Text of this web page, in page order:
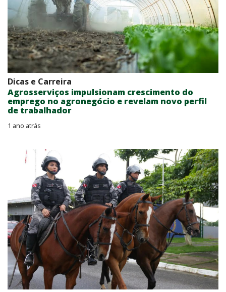
Dicas e Carreira
Agrosserviços impulsionam crescimento do
emprego no agronegócio e revelam novo perfil
de trabalhador
1 ano atrás